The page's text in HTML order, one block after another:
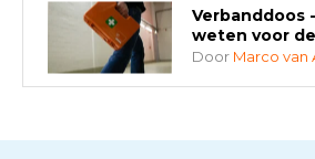
Verbanddoos
weten voor
Door Marco van
AED-